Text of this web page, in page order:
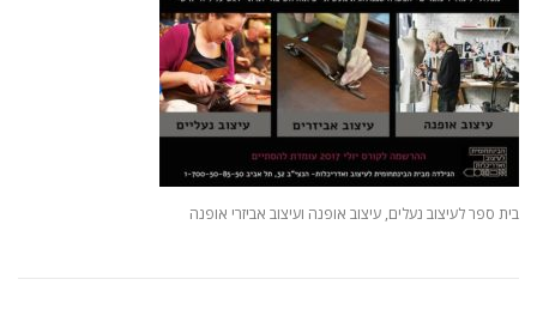
בית ספר לעיצוב נעלים, עיצוב אופנה ועיצוב אביזרי אופנה